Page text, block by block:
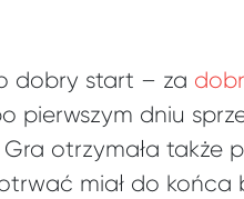
dobry start – za
pierwszym dniu
Gra otrzymała także
miał do końca